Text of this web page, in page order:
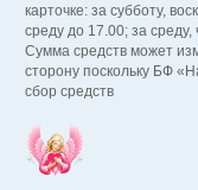
карточке: за субботу,
среду до 17.00; за
Сумма средств может
сторону поскольку БФ
сбор средств